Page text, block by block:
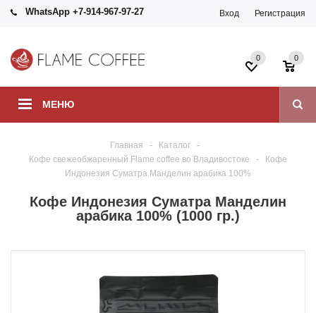
WhatsApp +7-914-967-97-27 Вход Регистрация
МЕНЮ
0
0
Главная - Каталог
-
Кофе свежеобжаренный Flame coffee во Владивостоке
-
Кофе
Индонезия Суматра Манделин арабика 100%
Кофе Индонезия Суматра Манделин
арабика 100% (1000 гр.)